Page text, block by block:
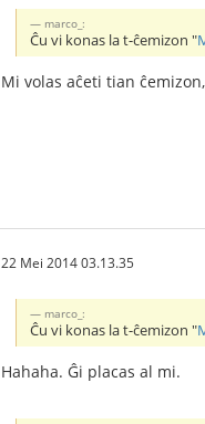
marco_:
Ĉu vi konas la t-ĉemizon "
Mi volas aĉeti tian
22 Mei 2014 03.13.35
marco_:
Ĉu vi konas la t-ĉemizon "
Hahaha. Ĝi placas al mi.